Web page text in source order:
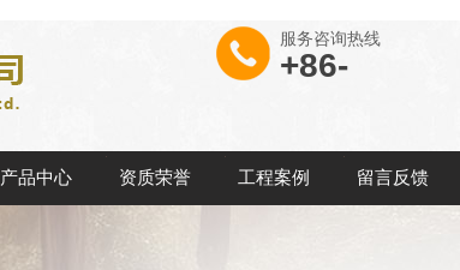
服务咨询热线
+86-
产品中心 资质荣誉 工程案例 留言反馈